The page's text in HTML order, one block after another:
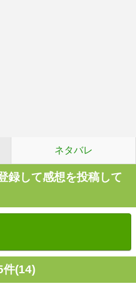
ネタバレ
録して感想を投稿して
件(14)